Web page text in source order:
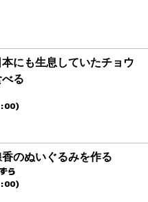
にも生息していたチョウ
る
のぬいぐるみを作る
ら